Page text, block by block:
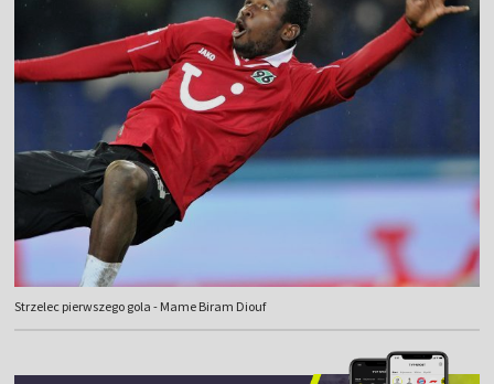
Strzelec pierwszego gola - Mame Biram Diouf